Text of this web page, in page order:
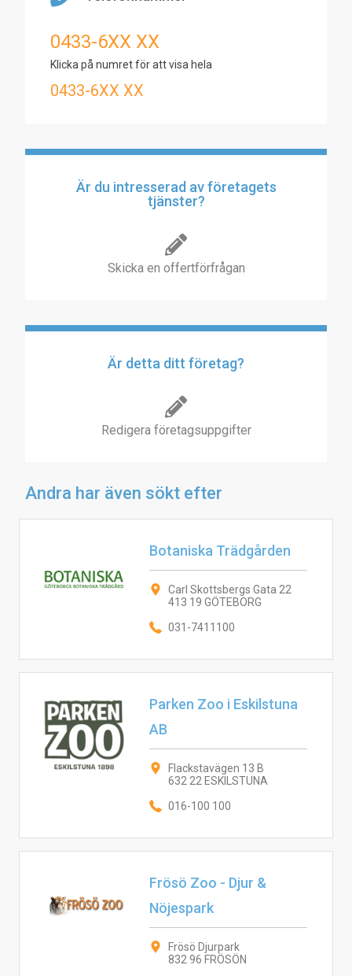
0433-6XX XX
Klicka på numret för att visa hela
0433-6XX XX
Är du intresserad av företagets
tjänster?
Skicka en offertförfrågan
Är detta ditt företag?
Redigera företagsuppgifter
Andra har även sökt efter
Botaniska Trädgården
Carl Skottsbergs Gata 22
413 19 GÖTEBORG
031-7411100
Parken Zoo i Eskilstuna
AB
Flackstavägen 13 B
632 22 ESKILSTUNA
016-100 100
Frösö Zoo - Djur &
Nöjespark
Frösö Djurpark
832 96 FRÖSÖN